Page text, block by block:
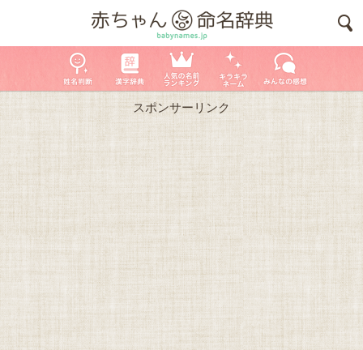
スポンサーリンク